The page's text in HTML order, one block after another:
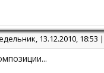
13.12.2010,